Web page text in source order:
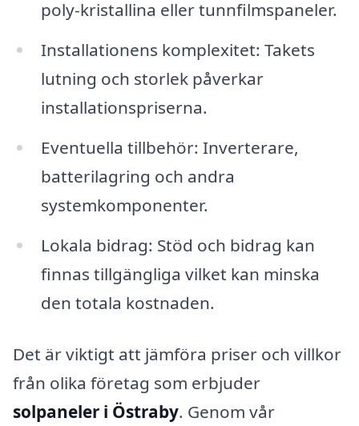
poly-kristallina eller tunnfilmspaneler.
Installationens komplexitet: Takets
lutning och storlek påverkar
installationspriserna.
Eventuella tillbehör: Inverterare,
batterilagring och andra
systemkomponenter.
Lokala bidrag: Stöd och bidrag kan
finnas tillgängliga vilket kan minska
den totala kostnaden.
Det är viktigt att jämföra priser och villkor
från olika företag som erbjuder
solpaneler i Östraby. Genom vår